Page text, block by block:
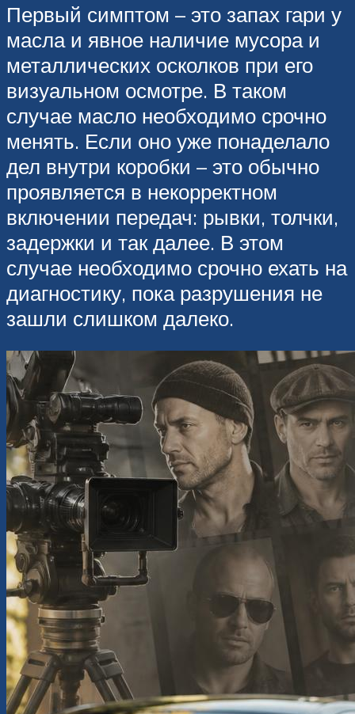
Первый симптом – это запах гари у
масла и явное наличие мусора и
металлических осколков при его
визуальном осмотре. В таком
случае масло необходимо срочно
менять. Если оно уже понаделало
дел внутри коробки – это обычно
проявляется в некорректном
включении передач: рывки, толчки,
задержки и так далее. В этом
случае необходимо срочно ехать на
диагностику, пока разрушения не
зашли слишком далеко.